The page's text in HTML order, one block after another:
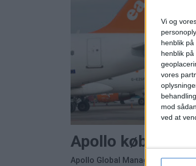
Vi og
henblik
henblik
vores
mod
ved at
Apollo køber
Apollo Global Management